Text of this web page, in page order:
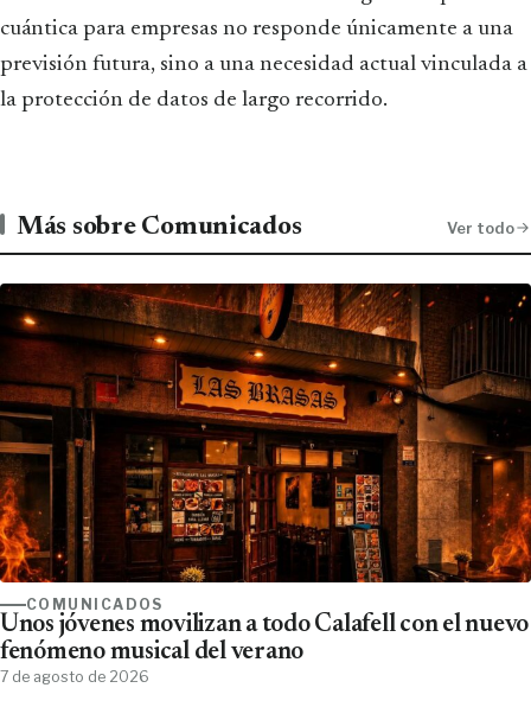
cuántica para empresas no responde únicamente a una
previsión futura, sino a una necesidad actual vinculada a
la protección de datos de largo recorrido.
Más sobre Comunicados Ver todo
COMUNICADOS
Unos jóvenes movilizan a todo Calafell con el nuevo
fenómeno musical del verano
7 de agosto de 2026